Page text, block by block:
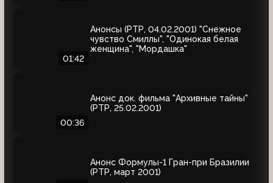
01:42
Анонсы (РТР, 04.02.2001) "Снежное
чувство Смиллы", "Одинокая белая
женщина", "Мордашка"
00:36
Анонс док. фильма "Архивные тайны"
(РТР, 25.02.2001)
Анонс Формулы-1 Гран-при Бразилии
(РТР, март 2001)